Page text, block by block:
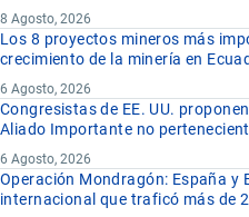
8 Agosto, 2026
Los 8 proyectos mineros más
crecimiento de la minería en
6 Agosto, 2026
Congresistas de EE. UU.
Aliado Importante no
6 Agosto, 2026
Operación Mondragón: España y
internacional que traficó más de